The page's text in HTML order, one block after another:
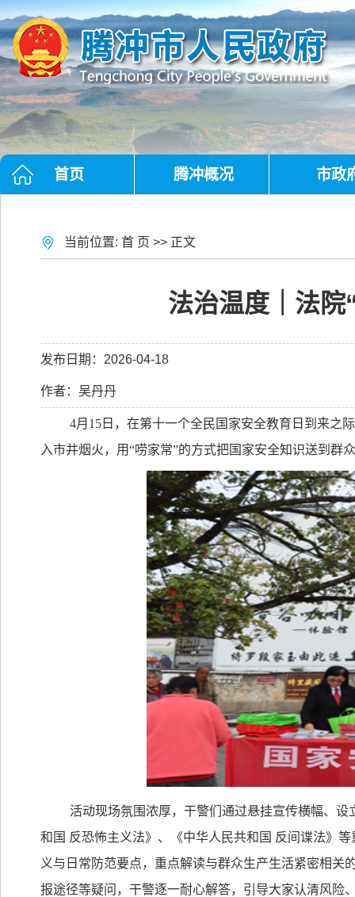
首页 腾冲概况 市政
当前位置: 首 页 >> 正文
法治温度｜法院
发布日期：2026-04-18
作者：吴丹丹
4月 15 日，在第十一个全民国家安全教育日到来之
入市井烟火，用“唠家常”的方式把国家安全知识送到群
活动现场氛围浓厚，干警们通过悬挂宣传横幅、
和国 反恐怖主义法》、《中华人民共和国 反间谍法》
义与日常防范要点，重点解读与群众生产生活紧密相
报途径等疑问，干警逐一耐心解答，引导大家认清风险